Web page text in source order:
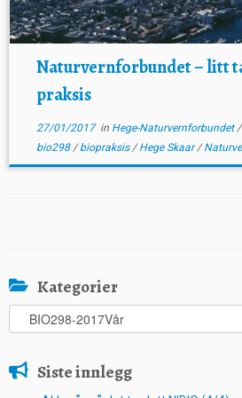
Naturvernforbundet – litt
praksis
27/01/2017in Hege-Naturvernforbundet/
bio298/biopraksis/Hege Skaar/
Kategorier
Kategorier
Siste innlegg